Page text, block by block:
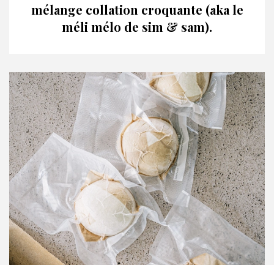
mélange collation croquante (aka le
méli mélo de sim & sam).